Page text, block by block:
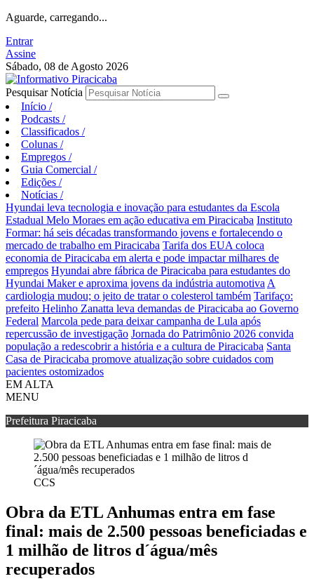
Aguarde, carregando...
Entrar
Assine
Sábado, 08 de Agosto 2026
Pesquisar Notícia
Início /
Podcasts /
Classificados /
Colunas /
Empregos /
Guia Comercial /
Edições /
Notícias /
Hyundai leva tecnologia e inovação para estudantes da Escola
Estadual Melo Moraes em ação educativa em Piracicaba Instituto
Formar: há seis décadas transformando jovens e fortalecendo o
mercado de trabalho em Piracicaba Tarifa dos EUA coloca
economia de Piracicaba em alerta e pode impactar milhares de
empregos Hyundai abre fábrica de Piracicaba para estudantes do
Hyundai Maker e aproxima jovens da indústria automotiva A
cardiologia mudou; o jeito de tratar o colesterol também Tarifaço:
prefeito Helinho Zanatta leva demandas de Piracicaba ao Governo
Federal Marcola pede para deixar campanha de Lula após
repercussão de investigação Jornada do Patrimônio 2026 convida
população a redescobrir a história e a cultura de Piracicaba Santa
Casa de Piracicaba promove atualização sobre cuidados com
pacientes ostomizados
EM ALTA
MENU
Prefeitura Piracicaba
CCS
Obra da ETL Anhumas entra em fase
final: mais de 2.500 pessoas beneficiadas e
1 milhão de litros d´água/mês
recuperados